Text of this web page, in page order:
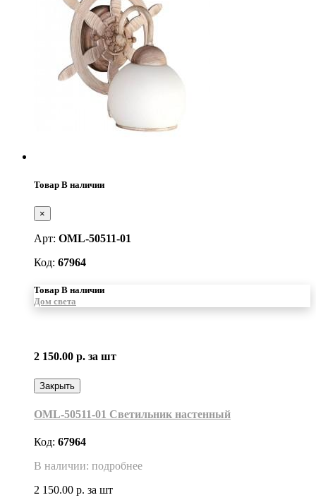
Товар В наличии
×
Арт: OML-50511-01
Код: 67964
Товар В наличии
Дом света
2 150.00 р. за шт
Закрыть
OML-50511-01 Светильник настенный
Код: 67964
В наличии: подробнее
2 150.00 р. за шт